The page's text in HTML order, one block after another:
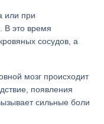
или при
В это время
сосудов, а
мозг происходит
появления
сильные боли